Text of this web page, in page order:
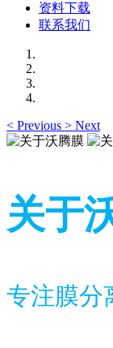
资料下载
联系我们
< Previous > Next
关于
专注膜分